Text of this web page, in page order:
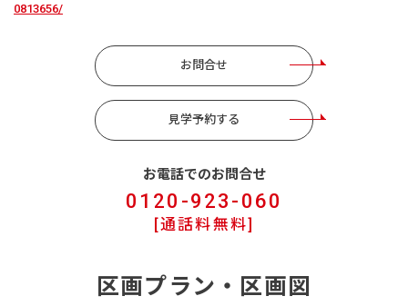
0813656/
お問合せ
見学予約する
お電話でのお問合せ
0120-923-060
[通話料無料]
区画プラン・区画図